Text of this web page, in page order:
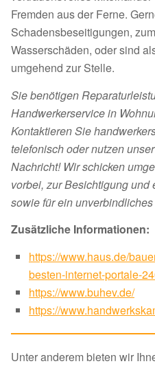
Fremden aus der Ferne.
Schadensbeseitigungen,
Wasserschäden, oder sind
umgehend zur Stelle.
Sie benötigen
Handwerkerservice in
Kontaktieren Sie
telefonisch oder nutzen
Nachricht! Wir schicken
vorbei, zur Besichtigung
sowie für ein
Zusätzliche Informationen:
https://www.haus.de/
besten-internet-portale-
https://www.buhev.de/
https://
Unter anderem bieten wir